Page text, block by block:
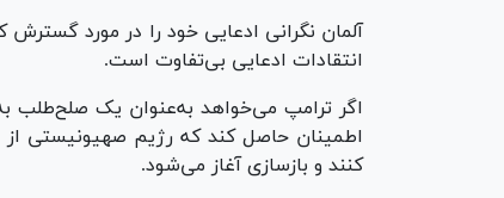
آلمان نگرانی ادعایی خود را در مورد گسترش
انتقادات ادعایی بی‌تفاوت است.
اگر ترامپ می‌خواهد به‌عنوان یک صلح‌طلب
اطمینان حاصل کند که رژیم صهیونیستی از
کنند و بازسازی آغاز می‌شود.